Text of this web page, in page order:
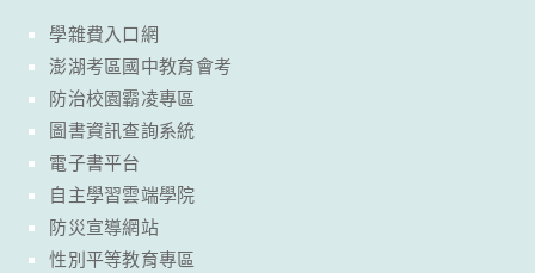
學雜費入口網
澎湖考區國中教育會考
防治校園霸凌專區
圖書資訊查詢系統
電子書平台
自主學習雲端學院
防災宣導網站
性別平等教育專區